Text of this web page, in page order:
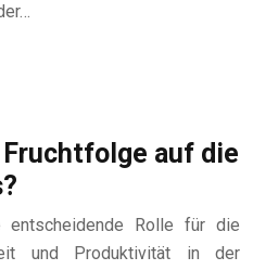
auf die
Rolle für die
und Produktivität in der